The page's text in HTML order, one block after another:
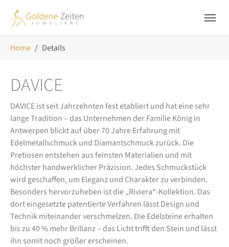
Home Details
DAVICE
DAVICE ist seit Jahrzehnten fest etabliert und hat eine sehr
lange Tradition – das Unternehmen der Familie König in
Antwerpen blickt auf über 70 Jahre Erfahrung mit
Edelmetallschmuck und Diamantschmuck zurück. Die
Pretiosen entstehen aus feinsten Materialien und mit
höchster handwerklicher Präzision. Jedes Schmuckstück
wird geschaffen, um Eleganz und Charakter zu verbinden.
Besonders hervorzuheben ist die „Riviera“-Kollektion. Das
dort eingesetzte patentierte Verfahren lässt Design und
Technik miteinander verschmelzen. Die Edelsteine erhalten
bis zu 40 % mehr Brillanz – das Licht trifft den Stein und lässt
ihn somit noch größer erscheinen.